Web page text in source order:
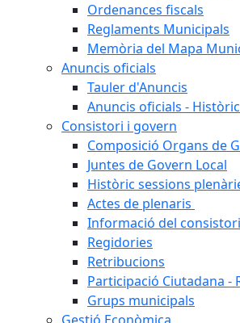
Ordenances fiscals
Reglaments Municipals
Memòria del Mapa
Anuncis oficials
Tauler d'Anuncis
Anuncis oficials -
Consistori i govern
Composició Organs de
Juntes de Govern Local
Històric sessions
Actes de plenaris
Informació del consistori
Regidories
Retribucions
Participació Ciutadana -
Grups municipals